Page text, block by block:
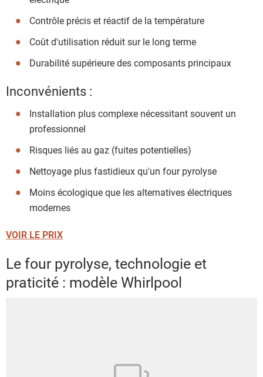
Contrôle précis et réactif de la température
Coût d'utilisation réduit sur le long terme
Durabilité supérieure des composants principaux
Inconvénients :
Installation plus complexe nécessitant souvent un
professionnel
Risques liés au gaz (fuites potentielles)
Nettoyage plus fastidieux qu'un four pyrolyse
Moins écologique que les alternatives électriques
modernes
VOIR LE PRIX
Le four pyrolyse, technologie et
praticité : modèle Whirlpool